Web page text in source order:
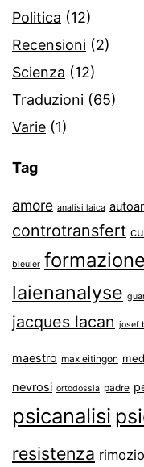
Politica (12)
Recensioni (2)
Scienza (12)
Traduzioni (65)
Varie (1)
Tag
amore analisi laica
controtransfert
bleuler formazione
laienanalyse
jacques lacan josef
maestro max eitingon
nevrosi ortodossia padre
psicanalisi
resistenza